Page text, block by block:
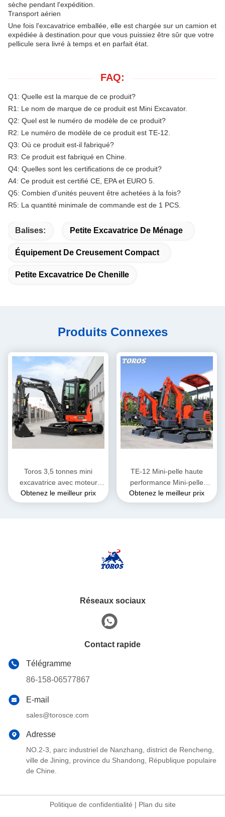
sèche pendant l'expédition.
Transport aérien
Une fois l'excavatrice emballée, elle est chargée sur un camion et
expédiée à destination.pour que vous puissiez être sûr que votre
pellicule sera livré à temps et en parfait état.
FAQ:
Q1: Quelle est la marque de ce produit?
R1: Le nom de marque de ce produit est Mini Excavator.
Q2: Quel est le numéro de modèle de ce produit?
R2: Le numéro de modèle de ce produit est TE-12.
Q3: Où ce produit est-il fabriqué?
R3: Ce produit est fabriqué en Chine.
Q4: Quelles sont les certifications de ce produit?
A4: Ce produit est certifié CE, EPA et EURO 5.
Q5: Combien d'unités peuvent être achetées à la fois?
R5: La quantité minimale de commande est de 1 PCS.
Balises: Petite Excavatrice De Ménage
Équipement De Creusement Compact
Petite Excavatrice De Chenille
Produits Connexes
Toros 3,5 tonnes mini
excavatrice avec moteur
Kubota Micro Digger Mult
Functions sacocheuse
Obtenez le meilleur prix
TE-12 Mini-pelle haute
performance Mini-pelle
diesel Hauteur 2285mm
Pour travaux municipaux
Obtenez le meilleur prix
Réseaux sociaux
Contact rapide
Télégramme
86-158-06577867
E-mail
sales@torosce.com
Adresse
NO.2-3, parc industriel de Nanzhang, district de Rencheng,
ville de Jining, province du Shandong, République populaire
de Chine.
Politique de confidentialité | Plan du site